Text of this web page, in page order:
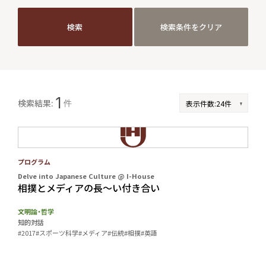
検索
検索条件をクリア
検索結果: 1 件
プログラム
Delve into Japanese Culture @ I-House
相撲とメディアの長～い付き合い
文明論・哲学
知的対話
#2017#スポーツ科学#メディア#伝統#相撲#英語